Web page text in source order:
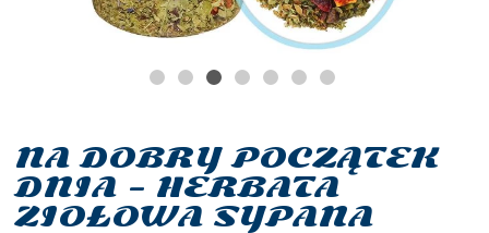
NA DOBRY POCZĄTEK
DNIA - HERBATA
ZIOŁOWA SYPANA
Przejdź
na
początek
galerii